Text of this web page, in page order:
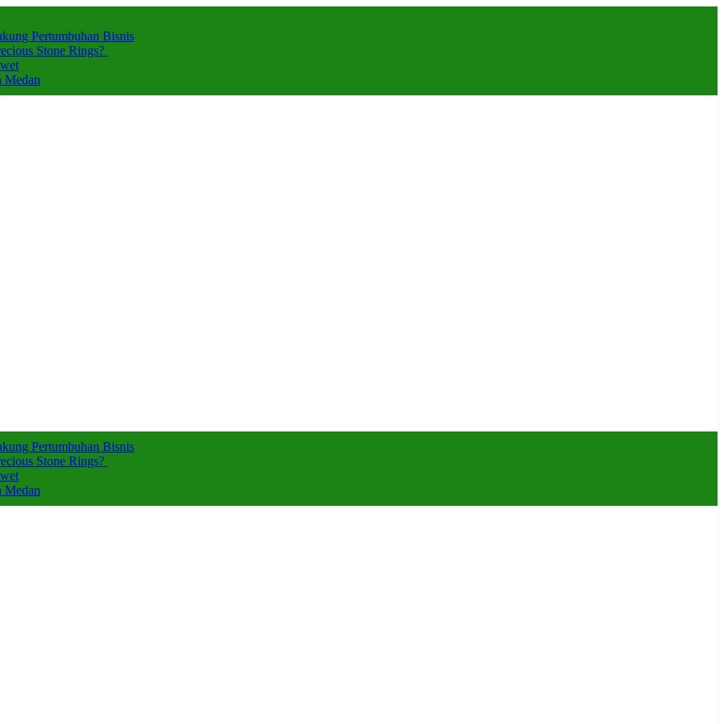
Pertumbuhan Bisnis
Stone Rings?
Medan
Pertumbuhan Bisnis
Stone Rings?
Medan